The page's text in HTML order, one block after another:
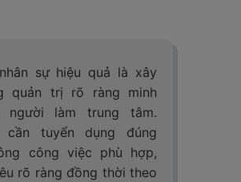
sự hiệu quả là xây
quản trị rõ ràng minh
người làm trung tâm.
cần tuyển dụng đúng
công việc phù hợp,
rõ ràng đồng thời theo